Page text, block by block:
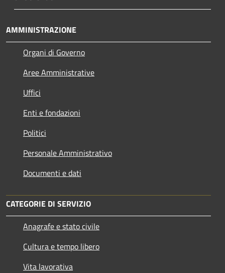
AMMINISTRAZIONE
Organi di Governo
Aree Amministrative
Uffici
Enti e fondazioni
Politici
Personale Amministrativo
Documenti e dati
CATEGORIE DI SERVIZIO
Anagrafe e stato civile
Cultura e tempo libero
Vita lavorativa